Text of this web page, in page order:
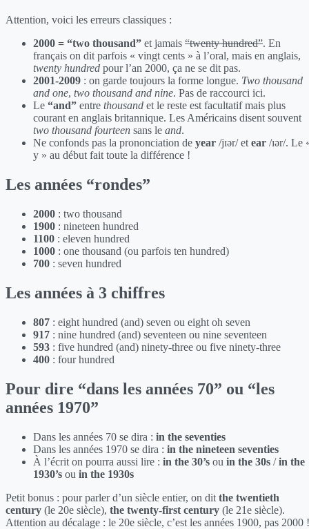
Attention, voici les erreurs classiques :
2000 = “two thousand” et jamais “twenty hundred”. En
français on dit parfois « vingt cents » à l’oral, mais en anglais,
twenty hundred pour l’an 2000, ça ne se dit pas.
2001-2009 : on garde toujours la forme longue. Two thousand
and one, two thousand and nine. Pas de raccourci ici.
Le “and” entre thousand et le reste est facultatif mais plus
courant en anglais britannique. Les Américains disent souvent
two thousand fourteen sans le and.
Ne confonds pas la prononciation de year /jɪər/ et ear /ɪər/. Le
y » au début fait toute la différence !
Les années “rondes”
2000 : two thousand
1900 : nineteen hundred
1100 : eleven hundred
1000 : one thousand (ou parfois ten hundred)
700 : seven hundred
Les années à 3 chiffres
807 : eight hundred (and) seven ou eight oh seven
917 : nine hundred (and) seventeen ou nine seventeen
593 : five hundred (and) ninety-three ou five ninety-three
400 : four hundred
Pour dire “dans les années 70” ou “les
années 1970”
Dans les années 70 se dira : in the seventies
Dans les années 1970 se dira : in the nineteen seventies
À l’écrit on pourra aussi lire : in the 30’s ou in the 30s /in the
1930’s ou in the 1930s
Petit bonus : pour parler d’un siècle entier, on dit the twentieth
century (le 20e siècle), the twenty-first century (le 21e siècle).
Attention au décalage : le 20e siècle, c’est les années 1900, pas 2000 !